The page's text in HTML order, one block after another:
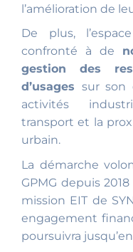
l’amélioration de
De plus,
confronté à de
gestion des
d’usages sur son
activités
transport et la
urbain.
La démarche
GPMG depuis
mission EIT de
engagement
poursuivra